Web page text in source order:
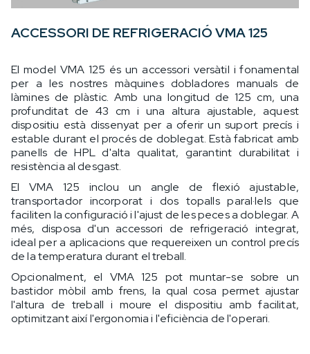
ACCESSORI DE REFRIGERACIÓ VMA 125
El model VMA 125 és un accessori versàtil i fonamental
per a les nostres màquines dobladores manuals de
làmines de plàstic. Amb una longitud de 125 cm, una
profunditat de 43 cm i una altura ajustable, aquest
dispositiu està dissenyat per a oferir un suport precís i
estable durant el procés de doblegat. Està fabricat amb
panells de HPL d'alta qualitat, garantint durabilitat i
resistència al desgast.
El VMA 125 inclou un angle de flexió ajustable,
transportador incorporat i dos topalls paral·lels que
faciliten la configuració i l'ajust de les peces a doblegar. A
més, disposa d'un accessori de refrigeració integrat,
ideal per a aplicacions que requereixen un control precís
de la temperatura durant el treball.
Opcionalment, el VMA 125 pot muntar-se sobre un
bastidor mòbil amb frens, la qual cosa permet ajustar
l'altura de treball i moure el dispositiu amb facilitat,
optimitzant així l'ergonomia i l'eficiència de l'operari.